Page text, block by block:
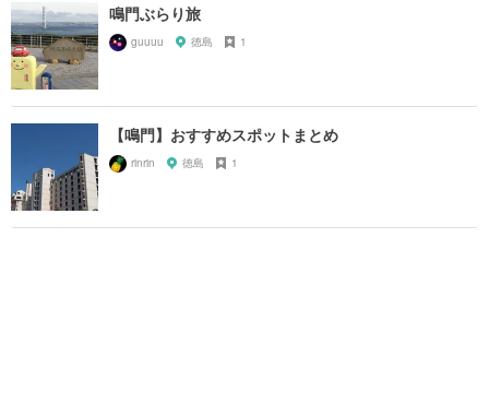
鳴門ぶらり旅
guuuu 徳島 1
【鳴門】おすすめスポットまとめ
rinrin 徳島 1